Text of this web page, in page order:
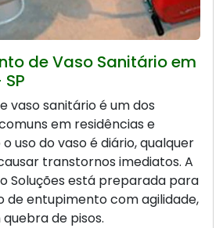
de Vaso Sanitário em
vaso sanitário é um dos
em residências e
uso do vaso é diário, qualquer
transtornos imediatos. A
Soluções está preparada para
de entupimento com agilidade,
de pisos.